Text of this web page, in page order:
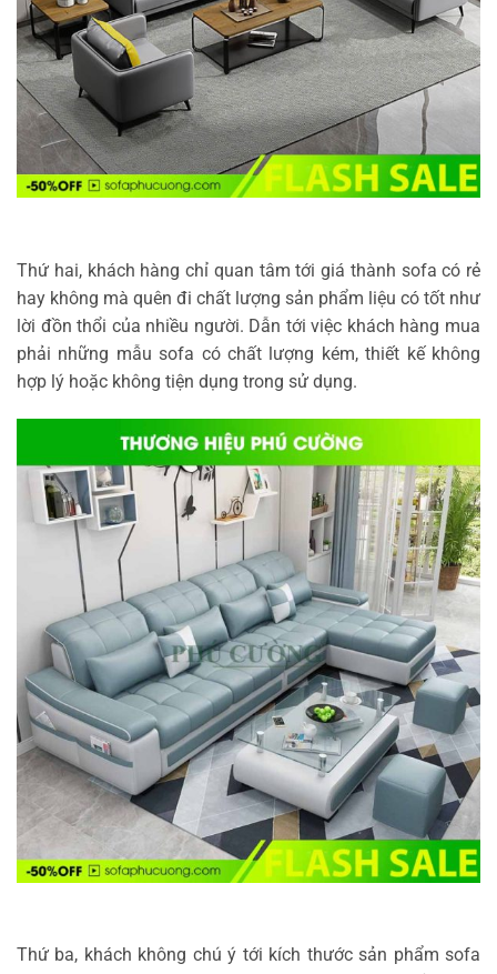
Thứ hai, khách hàng chỉ quan tâm tới giá thành sofa có rẻ
hay không mà quên đi chất lượng sản phẩm liệu có tốt như
lời đồn thổi của nhiều người. Dẫn tới việc khách hàng mua
phải những mẫu sofa có chất lượng kém, thiết kế không
hợp lý hoặc không tiện dụng trong sử dụng.
Thứ ba, khách không chú ý tới kích thước sản phẩm sofa